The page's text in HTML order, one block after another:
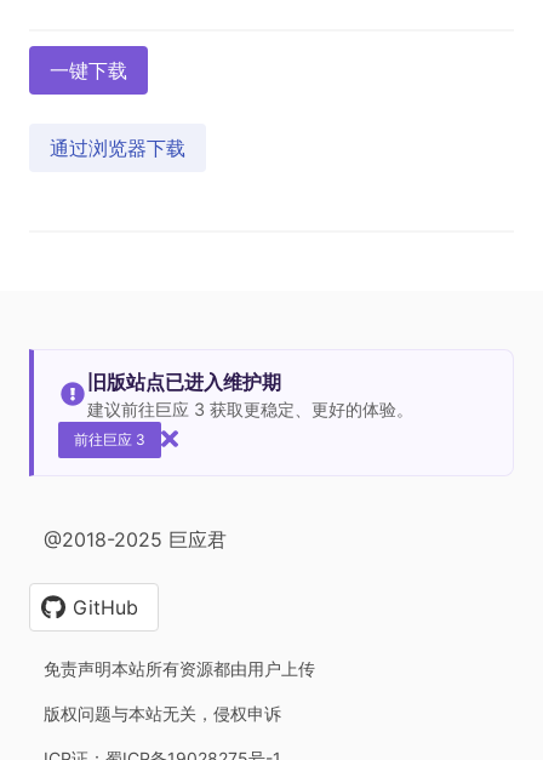
一键下载
通过浏览器下载
旧版站点已进入维护期
建议前往巨应 3 获取更稳定、更好的体验。
前往巨应 3
@2018-2025 巨应君
GitHub
免责声明本站所有资源都由用户上传
版权问题与本站无关，侵权申诉